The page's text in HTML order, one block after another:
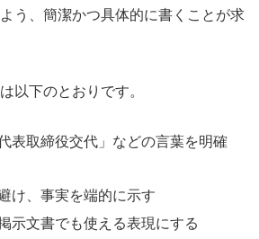
う、簡潔かつ具体的に書くことが求
以下のとおりです。
表取締役交代」などの言葉を明確
け、事実を端的に示す
示文書でも使える表現にする